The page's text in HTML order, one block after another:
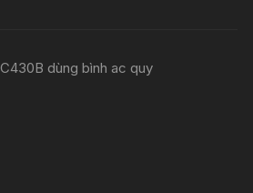
dùng bình ac quy